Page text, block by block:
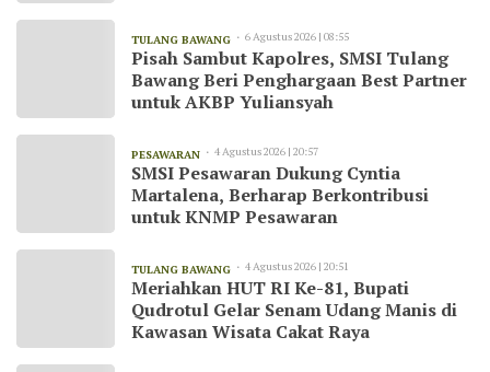
TULANG BAWANG 6 Agustus 2026 | 08:55
Pisah Sambut Kapolres, SMSI Tulang
Bawang Beri Penghargaan Best Partner
untuk AKBP Yuliansyah
PESAWARAN 4 Agustus 2026 | 20:57
SMSI Pesawaran Dukung Cyntia
Martalena, Berharap Berkontribusi
untuk KNMP Pesawaran
TULANG BAWANG 4 Agustus 2026 | 20:51
Meriahkan HUT RI Ke-81, Bupati
Qudrotul Gelar Senam Udang Manis di
Kawasan Wisata Cakat Raya